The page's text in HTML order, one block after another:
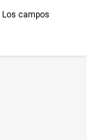
Los campos